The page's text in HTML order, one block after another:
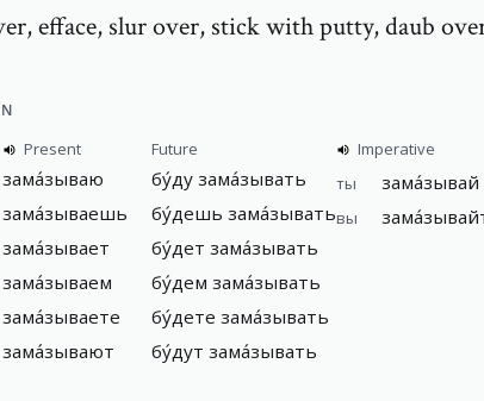
,efface, slur over, stick with putty, daub
Present
Future
зама́зываю бу́ду зама́зывать
зама́зываешь бу́дешь зама́зывать
зама́зывает бу́дет зама́зывать
зама́зываем бу́дем зама́зывать
зама́зываете бу́дете зама́зывать
зама́зывают бу́дут зама́зывать
Imperative
ты
зама́зывай
вы